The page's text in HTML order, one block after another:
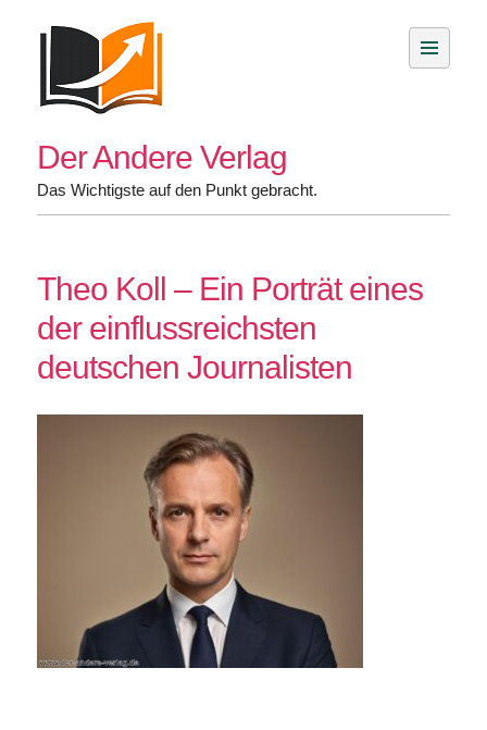
Der Andere Verlag
Das Wichtigste auf den Punkt gebracht.
Theo Koll – Ein Porträt eines
der einflussreichsten
deutschen Journalisten